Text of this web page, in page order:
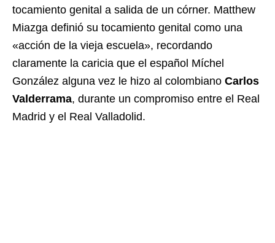
tocamiento genital a salida de un córner. Matthew
Miazga definió su tocamiento genital como una
«acción de la vieja escuela», recordando
claramente la caricia que el español Míchel
González alguna vez le hizo al colombiano Carlos
Valderrama, durante un compromiso entre el Real
Madrid y el Real Valladolid.